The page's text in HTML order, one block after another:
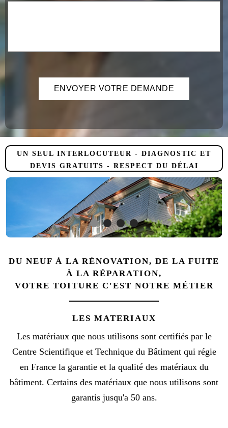
UN SEUL INTERLOCUTEUR - DIAGNOSTIC ET
DEVIS GRATUITS - RESPECT DU DÉLAI
DU NEUF À LA RÉNOVATION, DE LA FUITE
À LA RÉPARATION,
VOTRE TOITURE C'EST NOTRE MÉTIER
LES MATERIAUX
Les matériaux que nous utilisons sont certifiés par le
Centre Scientifique et Technique du Bâtiment qui régie
en France la garantie et la qualité des matériaux du
bâtiment. Certains des matériaux que nous utilisons sont
garantis jusqu'a 50 ans.